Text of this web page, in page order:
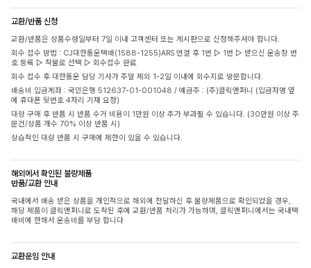
교환/반품 신청
교환/반품은 상품수령일부터 7일 이내 고객센터 또는 게시판으로 신청해주셔야 합니다.
회수 접수 방법 : CJ대한통운택배(1588-1255)ARS 연결 후 1번 ▷ 1번 ▷ 받으신 운송장 번
호 등록 ▷ 착불로 선택 ▷ 회수접수 완료
회수 접수 후 대한통운 담당 기사가 주말 제외 1-2일 이내에 회수지로 방문합니다.
배송비 입금계좌 : 국민은행 512637-01-001048 / 예금주 : (주)클릭앤퍼니 (입금자명 옆
에 휴대폰 뒷번호 4자리 기재 요청)
대량 구매 후 반품 시 반품 수거 비용이 1만원 이상 추가 부과될 수 있습니다. (30만원 이상 주
문건/상품 개수 70% 이상 반품 시)
상습적인 대량 반품 시 구매에 제한이 있을 수 있습니다.
해외에서 확인된 불량제품
반품/교환 안내
국내에서 배송 받은 상품을 개인적으로 해외에 전달하신 후 불량제품으로 확인되었을 경우,
해당 제품이 클릭앤퍼니로 도착된 후에 교환/반품 처리가 가능하며, 클릭앤퍼니에서는 국내택
배비에 한해서 운송비를 부담 합니다
교환운임 안내